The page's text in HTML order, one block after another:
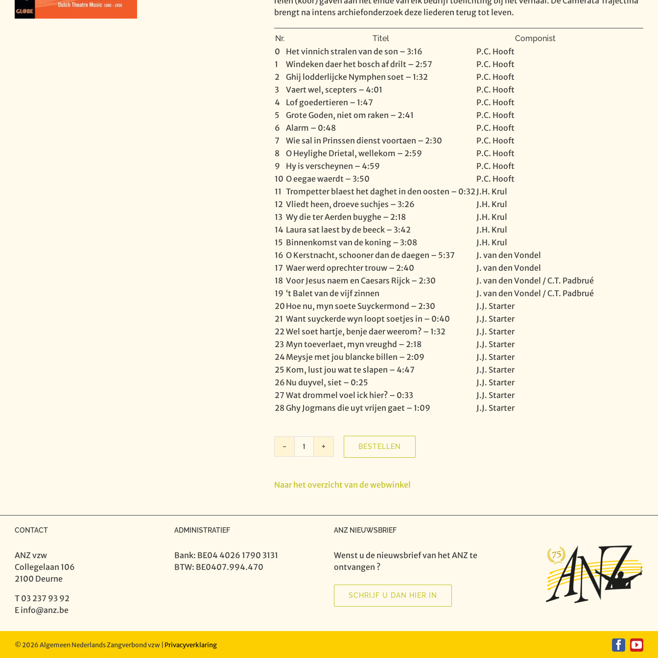
brengt na intens archiefonderzoek deze liederen terug tot leven.
Nr. Titel Componist
0 Het vinnich stralen van de son – 3:16
P.C. Hooft
1
Windeken daer het bosch af drilt – 2:57
P.C. Hooft
2
Ghij lodderlijcke Nymphen soet – 1:32
P.C. Hooft
3
Vaert wel, scepters – 4:01
P.C. Hooft
4
Lof goedertieren – 1:47
P.C. Hooft
5
Grote Goden, niet om raken – 2:41
P.C. Hooft
6
Alarm – 0:48
P.C. Hooft
7
Wie sal in Prinssen dienst voortaen – 2:30
P.C. Hooft
8
O Heylighe Drietal, wellekom – 2:59
P.C. Hooft
9
Hy is verscheynen – 4:59
P.C. Hooft
10 O eegae waerdt – 3:50
P.C. Hooft
11 Trompetter blaest het daghet in den oosten – 0:32 J.H. Krul
12 Vliedt heen, droeve suchjes – 3:26
J.H. Krul
13 Wy die ter Aerden buyghe – 2:18
J.H. Krul
14 Laura sat laest by de beeck – 3:42
J.H. Krul
15 Binnenkomst van de koning – 3:08
J.H. Krul
16 O Kerstnacht, schooner dan de daegen – 5:37
J. van den Vondel
17 Waer werd oprechter trouw – 2:40
J. van den Vondel
18 Voor Jesus naem en Caesars Rijck – 2:30
J. van den Vondel / C.T. Padbrué
19 ‘t Balet van de vijf zinnen
J. van den Vondel / C.T. Padbrué
20 Hoe nu, myn soete Suyckermond – 2:30
J.J. Starter
21 Want suyckerde wyn loopt soetjes in – 0:40
J.J. Starter
22 Wel soet hartje, benje daer weerom? – 1:32
J.J. Starter
23 Myn toeverlaet, myn vreughd – 2:18
J.J. Starter
24 Meysje met jou blancke billen – 2:09
J.J. Starter
25 Kom, lust jou wat te slapen – 4:47
J.J. Starter
26 Nu duyvel, siet – 0:25
J.J. Starter
27 Wat drommel voel ick hier? – 0:33
J.J. Starter
28Ghy Jogmans die uyt vrijen gaet – 1:09 J.J. Starter
Camerata
Theatermuziek
BESTELLEN
Naar het overzicht van de webwinkel
CONTACT
ANZ vzw
Collegelaan 106
2100 Deurne
T 03 237 93 92
E info@anz.be
ADMINISTRATIEF
Bank: BE04 4026 1790 3131
BTW: BE0407.994.470
ANZ NIEUWSBRIEF
Wenst u de nieuwsbrief van het ANZ te
ontvangen ?
SCHRIJF U DAN HIER IN
©2026 Algemeen Nederlands Zangverbond vzw | Privacyverklaring Facebook